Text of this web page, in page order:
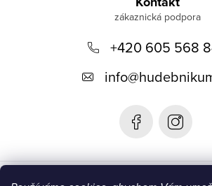
+420 605 568
info@
Informace